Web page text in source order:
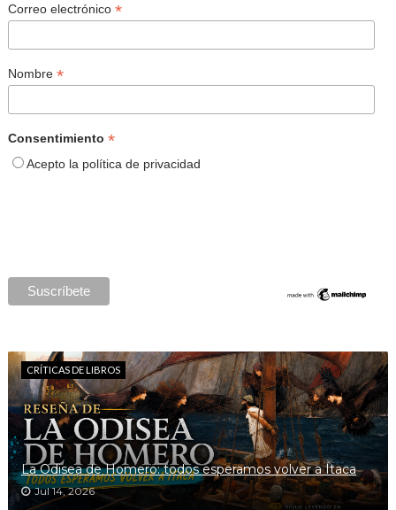
Correo electrónico *
Nombre *
Consentimiento *
Acepto la política de privacidad
CRÍTICAS DE LIBROS
La Odisea de Homero: todos esperamos volver a Ítaca
Jul 14, 2026